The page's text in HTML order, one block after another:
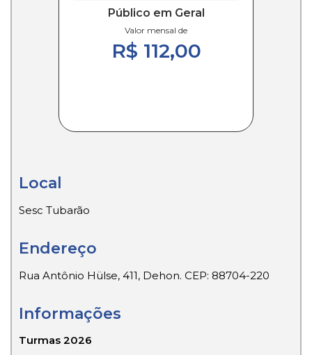
Público em Geral
Valor mensal de
R$ 112,00
Local
Sesc Tubarão
Endereço
Rua Antônio Hülse, 411, Dehon. CEP: 88704-220
Informações
Turmas 2026